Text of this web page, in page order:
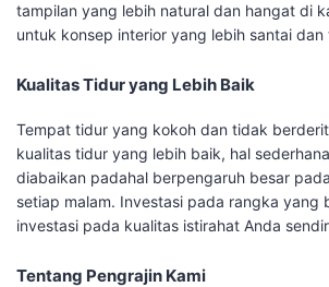
tampilan yang lebih natural dan hangat di
untuk konsep interior yang lebih santai dan
Kualitas Tidur yang Lebih Baik
Tempat tidur yang kokoh dan tidak
kualitas tidur yang lebih baik, hal
diabaikan padahal berpengaruh besar
setiap malam. Investasi pada rangka yang
investasi pada kualitas istirahat Anda
Tentang Pengrajin Kami